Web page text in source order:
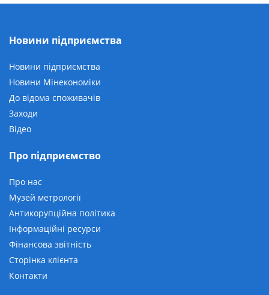
Новини підприємства
Новини підприємства
Новини Мінекономіки
До відома споживачів
Заходи
Відео
Про підприємство
Про нас
Музей метрології
Антикорупційна політика
Інформаційні ресурси
Фінансова звітність
Сторінка клієнта
Контакти